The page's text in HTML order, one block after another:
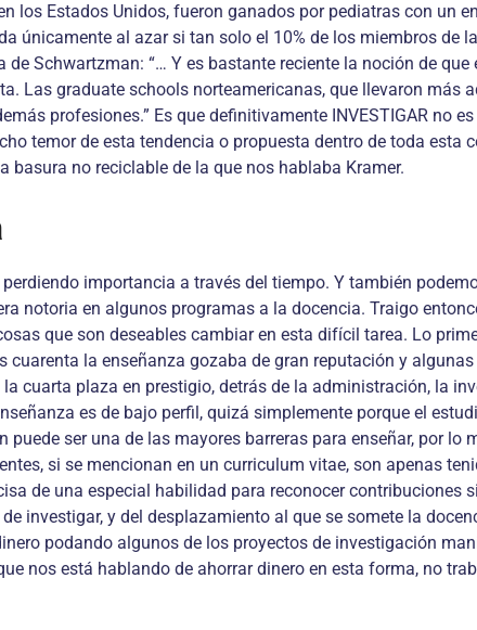
los Estados Unidos, fueron ganados por pediatras con un
únicamente al azar si tan solo el 10% de los miembros de
Schwartzman: “… Y es bastante reciente la noción de
Las graduate schools norteamericanas, que llevaron más
profesiones.” Es que definitivamente INVESTIGAR no
temor de esta tendencia o propuesta dentro de toda esta
no reciclable de la que nos hablaba Kramer.
importancia a través del tiempo. Y también
notoria en algunos programas a la docencia. Traigo
que son deseables cambiar en esta difícil tarea. Lo
cuarenta la enseñanza gozaba de gran reputación y
cuarta plaza en prestigio, detrás de la administración, la
es de bajo perfil, quizá simplemente porque el
ser una de las mayores barreras para enseñar, por
si se mencionan en un curriculum vitae, son apenas
de una especial habilidad para reconocer contribuciones
investigar, y del desplazamiento al que se somete la
podando algunos de los proyectos de investigación
nos está hablando de ahorrar dinero en esta forma, no